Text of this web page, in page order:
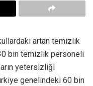
artan temizlik
bin temizlik personeli
yetersizliği
genelindeki 60 bin